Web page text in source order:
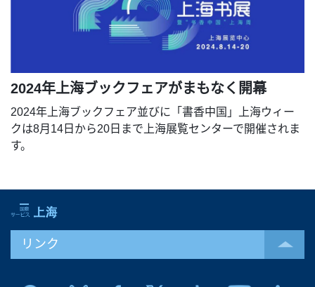
2024年上海ブックフェアがまもなく開幕
2024年上海ブックフェア並びに「書香中国」上海ウィー
クは8月14日から20日まで上海展覧センターで開催されま
す。
リンク